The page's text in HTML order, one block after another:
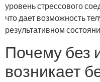
уровень стрессового
что дает возможность
результативном
Почему без
возникает